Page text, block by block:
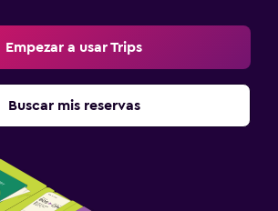
Empezar a usar Trips
Buscar mis reservas